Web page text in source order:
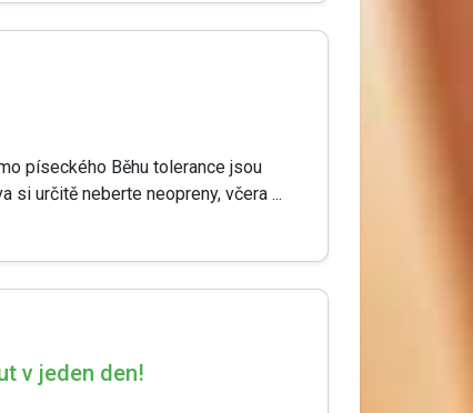
píseckého Běhu tolerance jsou
určitě neberte neopreny, včera ...
v jeden den!